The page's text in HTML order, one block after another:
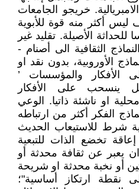
خريجو الجامعات
ليس أكثر منه قوة للأبوية
الأصيلة. تقليد غير
الثقافية الى أصنام -
الأوروبية، بدون نقد او
والمؤسسات ’
ينسحب على الأفكار
او ناشئة ذاتيا. الوعي
الفكر أكثر من ارتباطه
شرط للاستيعاب الحديث
إعاقة تخضع الذات للتبعية
يعبر عن ثقافة محدثة أو
أو نخبة محدثة او شريحة
نقطة ارتكاز أساسية"؛